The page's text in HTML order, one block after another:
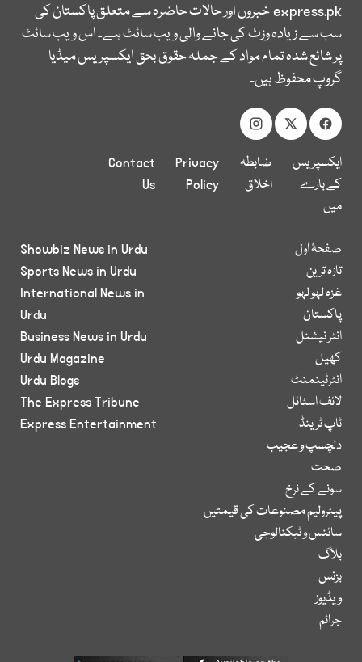
express.pkخبروں اور حالات حاضرہ سے متعلق پاکستان کی
سب سے زیادہ وزٹ کی جانے والی ویب سائٹ ہے۔ اس ویب سائٹ
پر شائع شدہ تمام مواد کے جملہ حقوق بحق ایکسپریس میڈیا
گروپ محفوظ ہیں۔
ایکسپریس
کے بارے
میں
ضابطہ
اخلاق
Privacy
Policy
Contact
Us
صفحۂ اول
تازہ ترین
غزہ لہو لہو
پاکستان
انٹر نیشنل
کھیل
انٹرٹینمنٹ
لائف اسٹائل
ٹاپ ٹرینڈ
دلچسپ و عجیب
صحت
سونے کے نرخ
پیٹرولیم مصنوعات کی قیمتیں
سائنس و ٹیکنالوجی
بلاگ
بزنس
ویڈیوز
جرائم
Showbiz News in Urdu
Sports News in Urdu
International News in
Urdu
Business News in Urdu
Urdu Magazine
Urdu Blogs
The Express Tribune
Express Entertainment